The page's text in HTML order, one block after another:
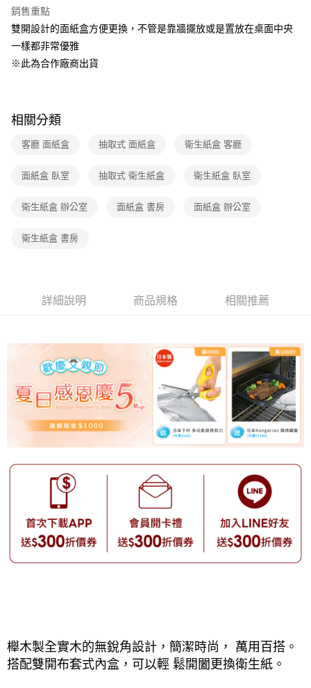
1.本服務由台灣大哥大提供，台灣大哥大用戶可立即使用無須另外申請。
流程，驗證手機門號後，選擇欲分期的期數、繳款截止日，確認付款後即完
成交易。
3.實際核准額度、可分期數及費用金額請依後續交易確認頁面所載為準。
4.訂單成立30分鐘內，如未前往確認交易或遇審核未通過，訂單將自動取
1.分期款項不併入電信帳單，「大哥付你分期」於每月結算日後寄送繳費提
2.透過簡訊連結打開帳單後，可選擇「超商條碼／台灣大直營門市／銀行轉
【注意事項】
用戶於交易時，得透過本服務購買商品或服務，並由商店將買賣／分期付款
2.基於同意付款使用「大哥付你分期」之契約關係目的，商店將以您的個人
資料（包含姓名、電話或地址）提供予台灣大哥大進項蒐集、處理及利用，
ATM付款
運送方式
宅配【父親節大回饋】限時$299免運
銷售重點
雙開設計的面紙盒方便更換，不管是靠牆擺放或是置放在桌面中央
一樣都非常優雅
※此為合作廠商出貨
相關分類
客廳 面紙盒 抽取式 面紙盒 衛生紙盒 客廳
面紙盒 臥室 抽取式 衛生紙盒 衛生紙盒 臥室
衛生紙盒 辦公室 面紙盒 書房 面紙盒 辦公室
衛生紙盒 書房
詳細說明 商品規格 相關推薦
櫸木製全實木的無銳角設計，簡潔時尚， 萬用百搭。
搭配雙開布套式內盒，可以輕 鬆開闔更換衛生紙。